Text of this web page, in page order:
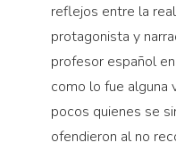
Voces y lecturas
reflejos entre la
protagonista y
profesor español
como lo fue alguna
pocos quienes se
ofendieron al no